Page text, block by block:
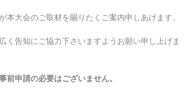
大会のご取材を賜りたくご案内申しあげます。
く告知にご協力下さいますようお願い申し上げま
申請の必要はございません。